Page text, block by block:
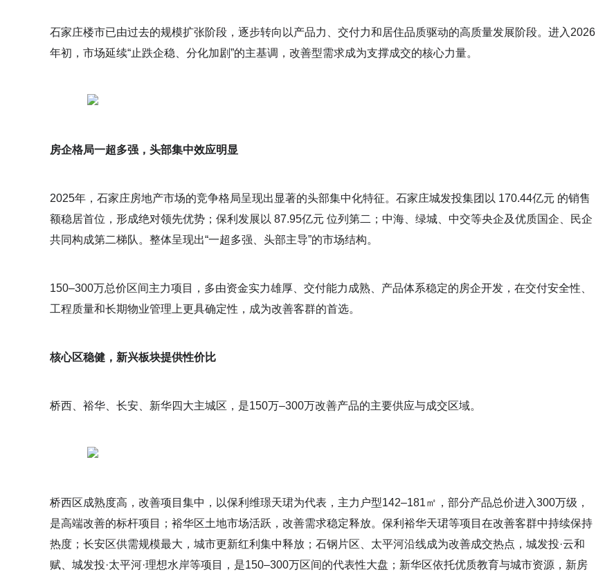
石家庄楼市已由过去的规模扩张阶段，逐步转向以产品力、交付力和居住品质驱动的高质量发展阶段。进入2026
年初，市场延续“止跌企稳、分化加剧”的主基调，改善型需求成为支撑成交的核心力量。
房企格局一超多强，头部集中效应明显
2025年，石家庄房地产市场的竞争格局呈现出显著的头部集中化特征。石家庄城发投集团以 170.44亿元 的销售
额稳居首位，形成绝对领先优势；保利发展以 87.95亿元 位列第二；中海、绿城、中交等央企及优质国企、民企
共同构成第二梯队。整体呈现出“一超多强、头部主导”的市场结构。
150–300万总价区间主力项目，多由资金实力雄厚、交付能力成熟、产品体系稳定的房企开发，在交付安全性、
工程质量和长期物业管理上更具确定性，成为改善客群的首选。
核心区稳健，新兴板块提供性价比
桥西、裕华、长安、新华四大主城区，是150万–300万改善产品的主要供应与成交区域。
桥西区成熟度高，改善项目集中，以保利维璟天珺为代表，主力户型142–181㎡，部分产品总价进入300万级，
是高端改善的标杆项目；裕华区土地市场活跃，改善需求稳定释放。保利裕华天珺等项目在改善客群中持续保持
热度；长安区供需规模最大，城市更新红利集中释放；石钢片区、太平河沿线成为改善成交热点，城发投·云和
赋、城发投·太平河·理想水岸等项目，是150–300万区间的代表性大盘；新华区依托优质教育与城市资源，新房